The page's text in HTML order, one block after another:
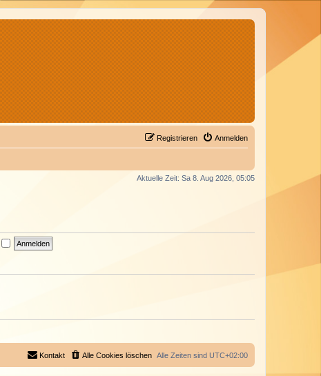
Anmelden
Registrieren
Aktuelle Zeit: Sa 8. Aug 2026, 05:05
Alle Zeiten sind UTC+02:00
Alle Cookies löschen
Kontakt